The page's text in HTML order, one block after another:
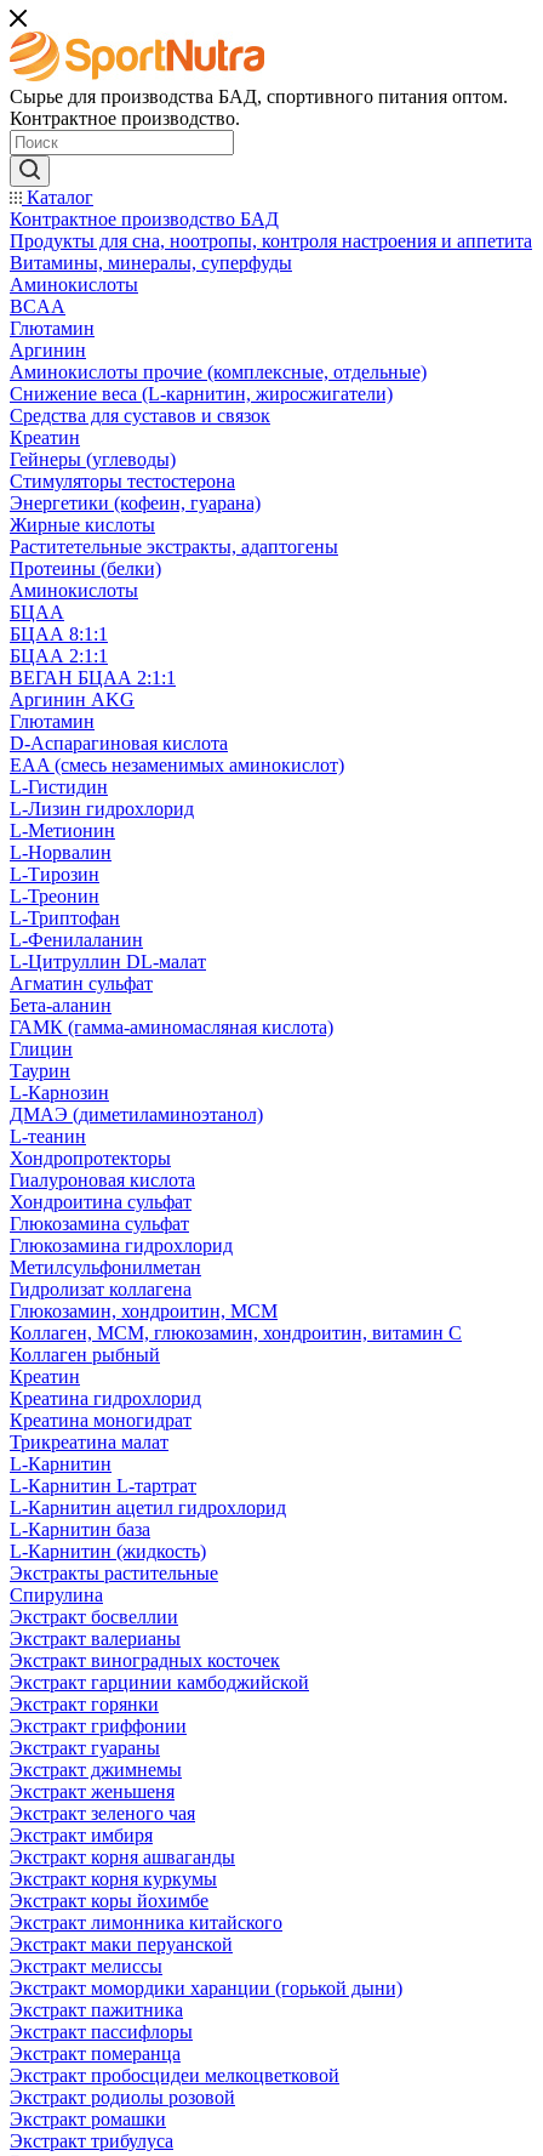
Сырье для производства БАД, спортивного питания оптом.
Контрактное производство.
Каталог
Контрактное производство БАД
Продукты для сна, ноотропы, контроля настроения и аппетита
Витамины, минералы, суперфуды
Аминокислоты
BCAA
Глютамин
Аргинин
Аминокислоты прочие (комплексные, отдельные)
Снижение веса (L-карнитин, жиросжигатели)
Средства для суставов и связок
Креатин
Гейнеры (углеводы)
Стимуляторы тестостерона
Энергетики (кофеин, гуарана)
Жирные кислоты
Раститетельные экстракты, адаптогены
Протеины (белки)
Аминокислоты
БЦАА
БЦАА 8:1:1
БЦАА 2:1:1
ВЕГАН БЦАА 2:1:1
Аргинин AKG
Глютамин
D-Аспарагиновая кислота
EAA (смесь незаменимых аминокислот)
L-Гистидин
L-Лизин гидрохлорид
L-Метионин
L-Норвалин
L-Тирозин
L-Треонин
L-Триптофан
L-Фенилаланин
L-Цитруллин DL-малат
Агматин cульфат
Бета-аланин
ГАМК (гамма-аминомасляная кислота)
Глицин
Таурин
L-Карнозин
ДМАЭ (диметиламиноэтанол)
L-теанин
Хондропротекторы
Гиалуроновая кислота
Хондроитина сульфат
Глюкозамина сульфат
Глюкозамина гидрохлорид
Метилсульфонилметан
Гидролизат коллагена
Глюкозамин, хондроитин, МСМ
Коллаген, МСМ, глюкозамин, хондроитин, витамин С
Коллаген рыбный
Креатин
Креатина гидрохлорид
Креатина моногидрат
Трикреатина малат
L-Карнитин
L-Карнитин L-тартрат
L-Карнитин ацетил гидрохлорид
L-Карнитин база
L-Карнитин (жидкость)
Экстракты растительные
Спирулина
Экстракт босвеллии
Экстракт валерианы
Экстракт виноградных косточек
Экстракт гарцинии камбоджийской
Экстракт горянки
Экстракт гриффонии
Экстракт гуараны
Экстракт джимнемы
Экстракт женьшеня
Экстракт зеленого чая
Экстракт имбиря
Экстракт корня ашваганды
Экстракт корня куркумы
Экстракт коры йохимбе
Экстракт лимонника китайского
Экстракт маки перуанской
Экстракт мелиссы
Экстракт момордики харанции (горькой дыни)
Экстракт пажитника
Экстракт пассифлоры
Экстракт померанца
Экстракт пробосцидеи мелкоцветковой
Экстракт родиолы розовой
Экстракт ромашки
Экстракт трибулуса